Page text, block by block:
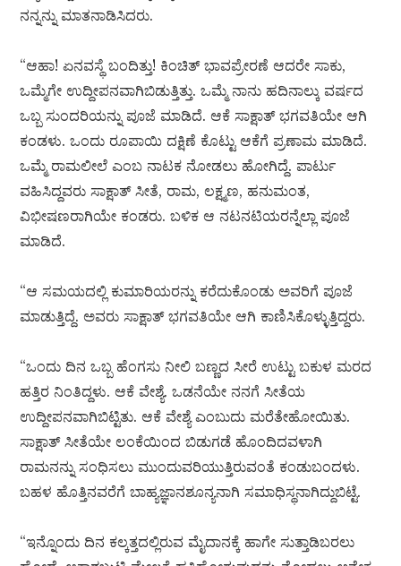
ನನ್ನನ್ನು ಮಾತನಾಡಿಸಿದರು.
“ಆಹಾ! ಏನವಸ್ಥೆ ಬಂದಿತ್ತು! ಕಿಂಚಿತ್ ಭಾವಪ್ರೇರಣೆ ಆದರೇ ಸಾಕು,
ಒಮ್ಮೆಗೇ ಉದ್ದೀಪನವಾಗಿಬಿಡುತ್ತಿತ್ತು. ಒಮ್ಮೆ ನಾನು ಹದಿನಾಲ್ಕು ವರ್ಷದ
ಒಬ್ಬ ಸುಂದರಿಯನ್ನು ಪೂಜೆ ಮಾಡಿದೆ. ಆಕೆ ಸಾಕ್ಷಾತ್ ಭಗವತಿಯೇ ಆಗಿ
ಕಂಡಳು. ಒಂದು ರೂಪಾಯಿ ದಕ್ಷಿಣೆ ಕೊಟ್ಟು ಆಕೆಗೆ ಪ್ರಣಾಮ ಮಾಡಿದೆ.
ಒಮ್ಮೆ ರಾಮಲೀಲೆ ಎಂಬ ನಾಟಕ ನೋಡಲು ಹೋಗಿದ್ದೆ. ಪಾರ್ಟು
ವಹಿಸಿದ್ದವರು ಸಾಕ್ಷಾತ್ ಸೀತೆ, ರಾಮ, ಲಕ್ಷ್ಮಣ, ಹನುಮಂತ,
ವಿಭೀಷಣರಾಗಿಯೇ ಕಂಡರು. ಬಳಿಕ ಆ ನಟನಟಿಯರನ್ನೆಲ್ಲಾ ಪೂಜೆ
ಮಾಡಿದೆ.
“ಆ ಸಮಯದಲ್ಲಿ ಕುಮಾರಿಯರನ್ನು ಕರೆದುಕೊಂಡು ಅವರಿಗೆ ಪೂಜೆ
ಮಾಡುತ್ತಿದ್ದೆ. ಅವರು ಸಾಕ್ಷಾತ್ ಭಗವತಿಯೇ ಆಗಿ ಕಾಣಿಸಿಕೊಳ್ಳುತ್ತಿದ್ದರು.
“ಒಂದು ದಿನ ಒಬ್ಬ ಹೆಂಗಸು ನೀಲಿ ಬಣ್ಣದ ಸೀರೆ ಉಟ್ಟು ಬಕುಳ ಮರದ
ಹತ್ತಿರ ನಿಂತಿದ್ದಳು. ಆಕೆ ವೇಶ್ಯೆ. ಒಡನೆಯೇ ನನಗೆ ಸೀತೆಯ
ಉದ್ದೀಪನವಾಗಿಬಿಟ್ಟಿತು. ಆಕೆ ವೇಶ್ಯೆ ಎಂಬುದು ಮರೆತೇಹೋಯಿತು.
ಸಾಕ್ಷಾತ್ ಸೀತೆಯೇ ಲಂಕೆಯಿಂದ ಬಿಡುಗಡೆ ಹೊಂದಿದವಳಾಗಿ
ರಾಮನನ್ನು ಸಂಧಿಸಲು ಮುಂದುವರಿಯುತ್ತಿರುವಂತೆ ಕಂಡುಬಂದಳು.
ಬಹಳ ಹೊತ್ತಿನವರೆಗೆ ಬಾಹ್ಯಜ್ಞಾನಶೂನ್ಯನಾಗಿ ಸಮಾಧಿಸ್ಥನಾಗಿದ್ದುಬಿಟ್ಟೆ.
“ಇನ್ನೊಂದು ದಿನ ಕಲ್ಕತ್ತದಲ್ಲಿರುವ ಮೈದಾನಕ್ಕೆ ಹಾಗೇ ಸುತ್ತಾಡಿಬರಲು